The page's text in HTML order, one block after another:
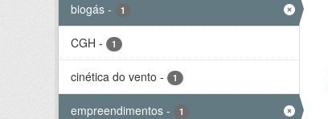
biogás - 1
CGH - 1
cinética do vento - 1
empreendimentos - 1